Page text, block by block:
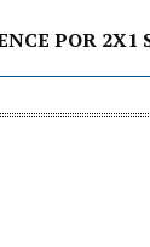
POR